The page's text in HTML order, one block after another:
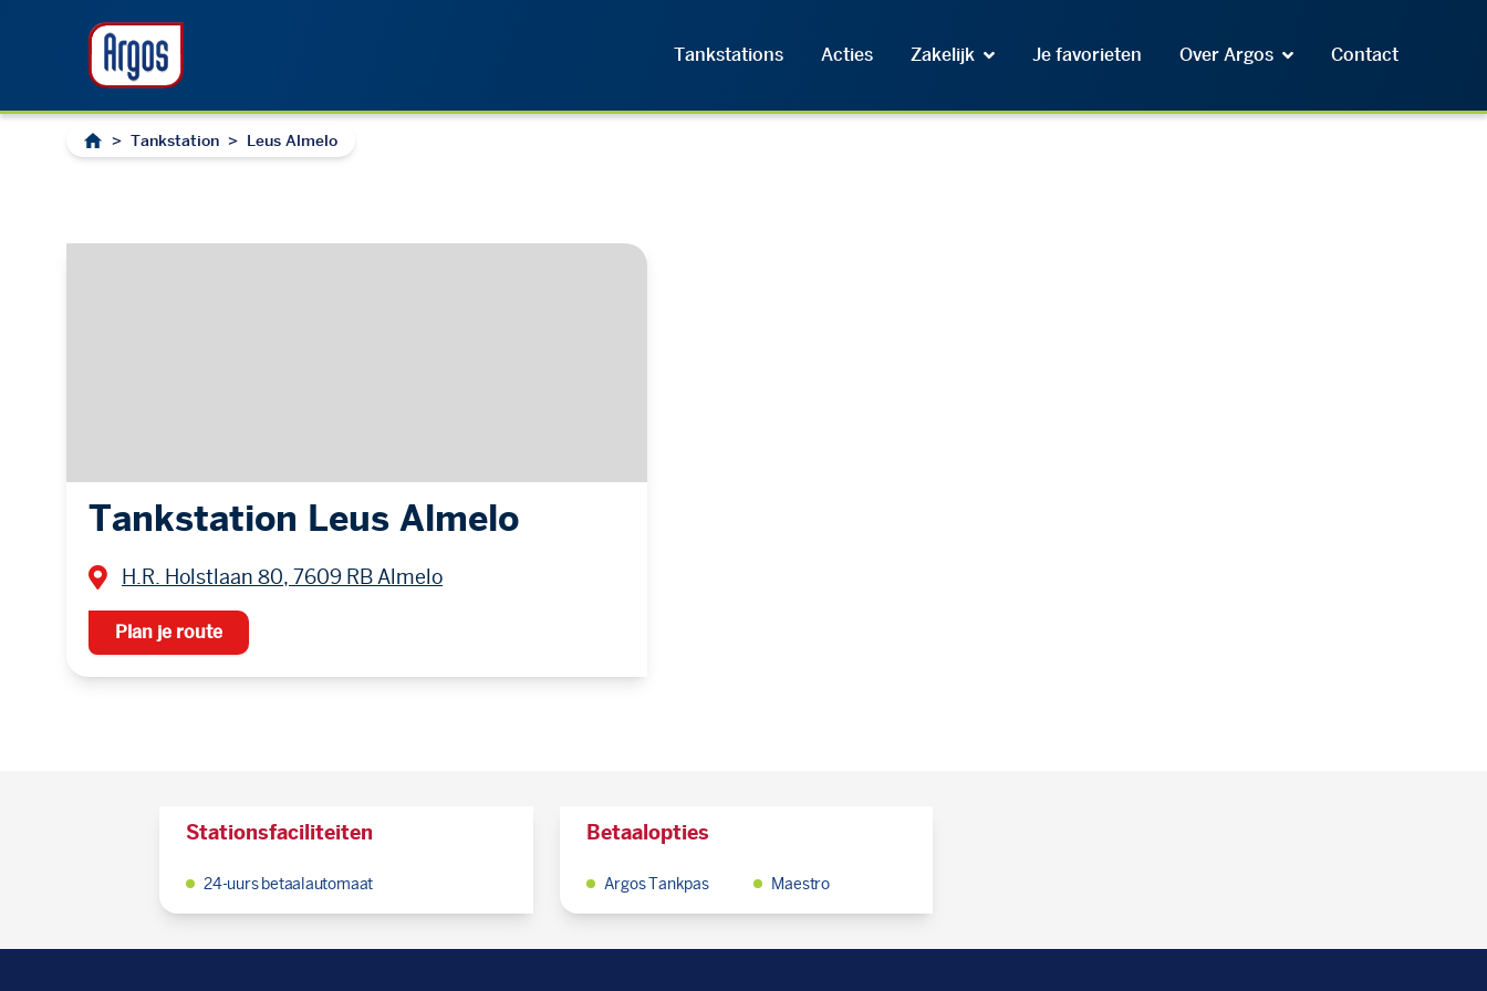
Tankstations Acties Zakelijk Je favorieten Over Argos Contact
> Tankstation > Leus Almelo
Tankstation Leus Almelo
H.R. Holstlaan 80, 7609 RB Almelo
Plan je route
Stationsfaciliteiten
24-uurs betaalautomaat
Betaalopties
Argos Tankpas Maestro